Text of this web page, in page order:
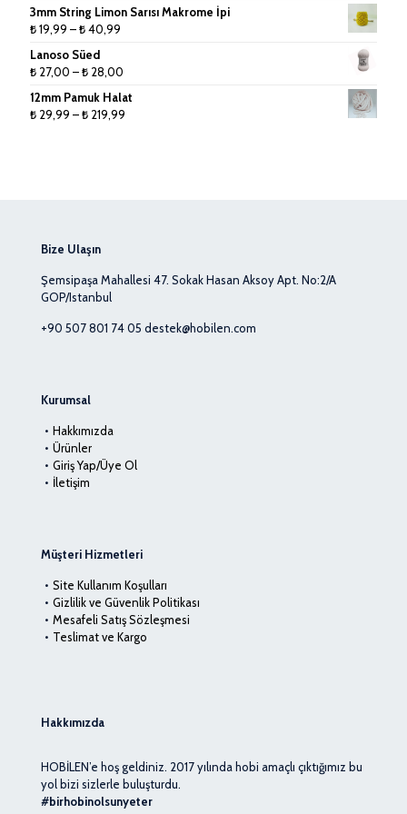
3mm String Limon Sarısı Makrome İpi
₺19,99 –₺40,99
-
₺ 40,99
Lanoso Süed
₺ 27,00 –₺ 28,00
₺ 27,00
12mm Pamuk Halat
₺ 29,99 –₺ 219,99
Bize Ulaşın
Şemsipaşa Mahallesi 47. Sokak Hasan Aksoy Apt. No:2/A
GOP/Istanbul
+90 507 801 74 05 destek@hobilen.com
Kurumsal
Hakkımızda
Ürünler
Giriş Yap/Üye Ol
İletişim
Müşteri Hizmetleri
Site Kullanım Koşulları
Gizlilik ve Güvenlik Politikası
Mesafeli Satış Sözleşmesi
Teslimat ve Kargo
Hakkımızda
HOBİLEN’e hoş geldiniz. 2017 yılında hobi amaçlı çıktığımız bu
yol bizi sizlerle buluşturdu.
#birhobinolsunyeter